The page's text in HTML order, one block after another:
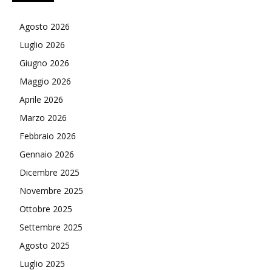
Agosto 2026
Luglio 2026
Giugno 2026
Maggio 2026
Aprile 2026
Marzo 2026
Febbraio 2026
Gennaio 2026
Dicembre 2025
Novembre 2025
Ottobre 2025
Settembre 2025
Agosto 2025
Luglio 2025